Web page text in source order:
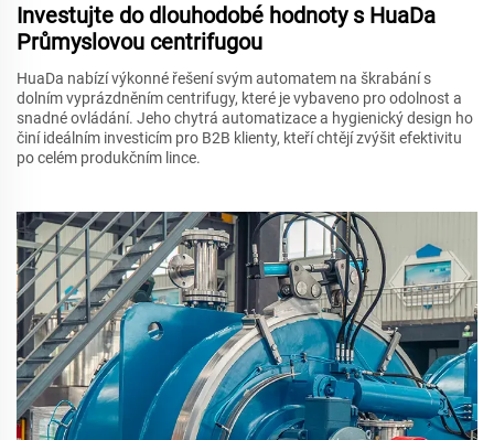
Investujte do dlouhodobé hodnoty s HuaDa
Průmyslovou centrifugou
HuaDa nabízí výkonné řešení svým automatem na škrabání s
dolním vyprázdněním centrifugy, které je vybaveno pro odolnost a
snadné ovládání. Jeho chytrá automatizace a hygienický design ho
činí ideálním investicím pro B2B klienty, kteří chtějí zvýšit efektivitu
po celém produkčním lince.